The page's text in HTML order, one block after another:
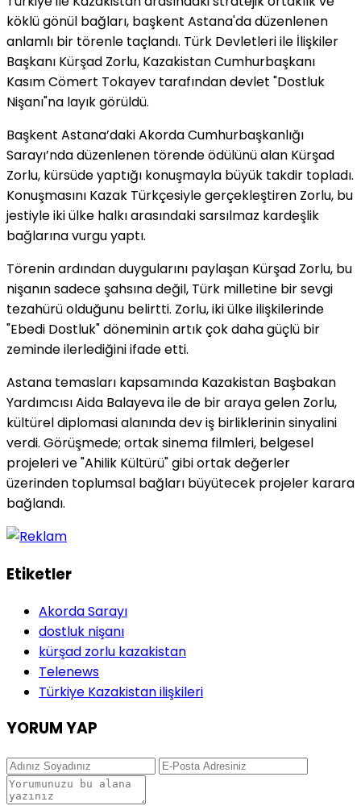
köklü gönül bağları, başkent Astana'da düzenlenen
anlamlı bir törenle taçlandı. Türk Devletleri ile İlişkiler
Başkanı Kürşad Zorlu, Kazakistan Cumhurbaşkanı
Kasım Cömert Tokayev tarafından devlet "Dostluk
Nişanı"na layık görüldü.
Başkent Astana’daki Akorda Cumhurbaşkanlığı
Sarayı’nda düzenlenen törende ödülünü alan Kürşad
Zorlu, kürsüde yaptığı konuşmayla büyük takdir topladı.
Konuşmasını Kazak Türkçesiyle gerçekleştiren Zorlu, bu
jestiyle iki ülke halkı arasındaki sarsılmaz kardeşlik
bağlarına vurgu yaptı.
Törenin ardından duygularını paylaşan Kürşad Zorlu, bu
nişanın sadece şahsına değil, Türk milletine bir sevgi
tezahürü olduğunu belirtti. Zorlu, iki ülke ilişkilerinde
"Ebedi Dostluk" döneminin artık çok daha güçlü bir
zeminde ilerlediğini ifade etti.
Astana temasları kapsamında Kazakistan Başbakan
Yardımcısı Aida Balayeva ile de bir araya gelen Zorlu,
kültürel diplomasi alanında dev iş birliklerinin sinyalini
verdi. Görüşmede; ortak sinema filmleri, belgesel
projeleri ve "Ahilik Kültürü" gibi ortak değerler
üzerinden toplumsal bağları büyütecek projeler karara
bağlandı.
Etiketler
Akorda Sarayı
dostluk nişanı
kürşad zorlu kazakistan
Telenews
Türkiye Kazakistan ilişkileri
YORUM YAP